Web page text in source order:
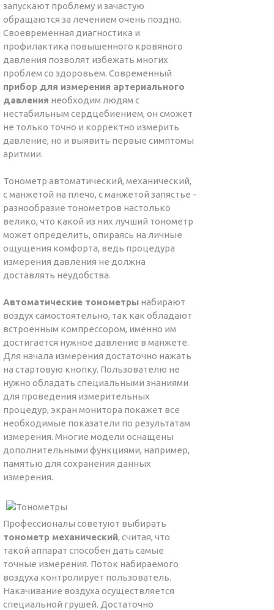
запускают проблему и зачастую
обращаются за лечением очень поздно.
Своевременная диагностика и
профилактика повышенного кровяного
давления позволят избежать многих
проблем со здоровьем. Современный
прибор для измерения артериального
давления необходим людям с
нестабильным сердцебиением, он сможет
не только точно и корректно измерить
давление, но и выявить первые симптомы
аритмии.
Тонометр автоматический, механический,
с манжетой на плечо, с манжетой запястье -
разнообразие тонометров настолько
велико, что какой из них лучший тонометр
может определить, опираясь на личные
ощущения комфорта, ведь процедура
измерения давления не должна
доставлять неудобства.
Автоматические тонометры набирают
воздух самостоятельно, так как обладают
встроенным компрессором, именно им
достигается нужное давление в манжете.
Для начала измерения достаточно нажать
на стартовую кнопку. Пользователю не
нужно обладать специальными знаниями
для проведения измерительных
процедур, экран монитора покажет все
необходимые показатели по результатам
измерения. Многие модели оснащены
дополнительными функциями, например,
памятью для сохранения данных
измерения.
Профессионалы советуют выбирать
тонометр механический, считая, что
такой аппарат способен дать самые
точные измерения. Поток набираемого
воздуха контролирует пользователь.
Накачивание воздуха осуществляется
специальной грушей. Достаточно